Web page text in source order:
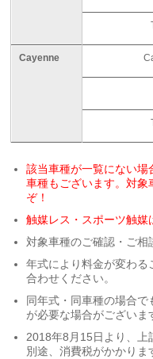
Cayenne
該当車種が一覧にない場
車種もございます。対象
ぞ！
触媒レス・スポーツ触媒
対象車種のご確認・ご相
年式により料金が変わる
合わせください。
同年式・同車種の場合
が必要な場合がございま
2018年8月15日より、上
別途、消費税がかかりま